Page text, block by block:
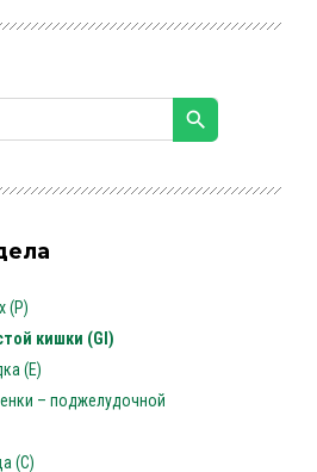
(P)
кишки (GI)
(E)
– поджелудочной
(C)